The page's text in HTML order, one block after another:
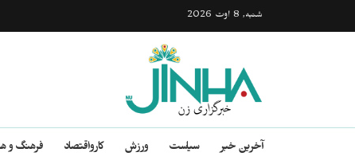
شنبه, 8 اوت 2026
آخرین خبر سیاست ورزش کارواقتصاد فرهنگ و